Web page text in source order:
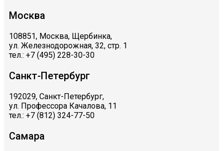
Москва
108851, Москва, Щербинка,
ул. Железнодорожная, 32, стр. 1
тел.: +7 (495) 228-30-30
Санкт-Петербург
192029, Санкт-Петербург,
ул. Профессора Качалова, 11
тел.: +7 (812) 324-77-50
Самара